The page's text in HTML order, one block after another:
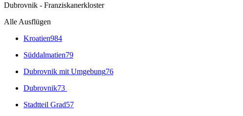
Dubrovnik - Franziskanerkloster
Alle Ausflügen
Kroatien984
Süddalmatien79
Dubrovnik mit Umgebung76
Dubrovnik73
Stadtteil Grad57